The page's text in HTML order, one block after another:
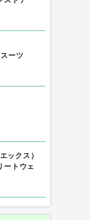
ーツ
ックス）
ートウェ